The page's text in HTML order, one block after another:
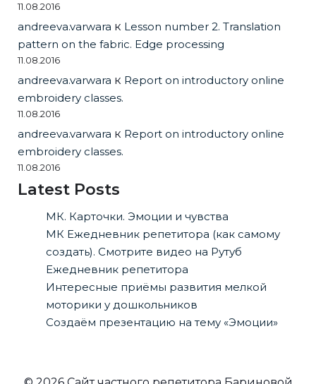
11.08.2016
andreeva.varwara к Lesson number 2. Translation
pattern on the fabric. Edge processing
11.08.2016
andreeva.varwara к Report on introductory online
embroidery classes.
11.08.2016
andreeva.varwara к Report on introductory online
embroidery classes.
11.08.2016
Latest Posts
МК. Карточки. Эмоции и чувства
МК Ежедневник репетитора (как самому
создать). Смотрите видео на Рутуб
Ежедневник репетитора
Интересные приёмы развития мелкой
моторики у дошкольников
Создаём презентацию на тему «Эмоции»